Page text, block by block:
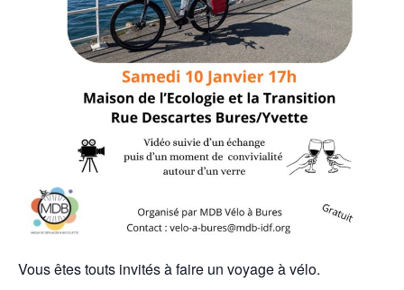
Vous êtes touts invités à faire un voyage à vélo.